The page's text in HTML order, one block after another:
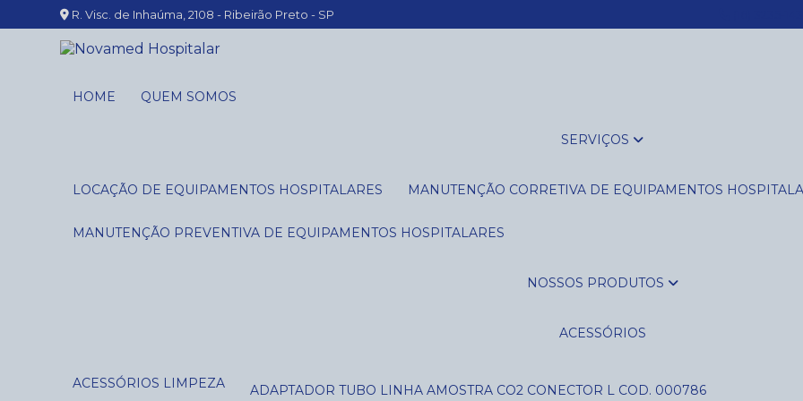
R. Visc. de Inhaúma, 2108 - Ribeirão Preto - SP
HOME QUEM SOMOS
SERVIÇOS
LOCAÇÃO DE EQUIPAMENTOS HOSPITALARES MANUTENÇÃO CORRETIVA DE EQUIPAMENTOS
MANUTENÇÃO PREVENTIVA DE EQUIPAMENTOS HOSPITALARES
NOSSOS PRODUTOS
ACESSÓRIOS
ACESSÓRIOS LIMPEZA ADAPTADOR TUBO LINHA AMOSTRA CO2 CONECTOR L COD. 000786